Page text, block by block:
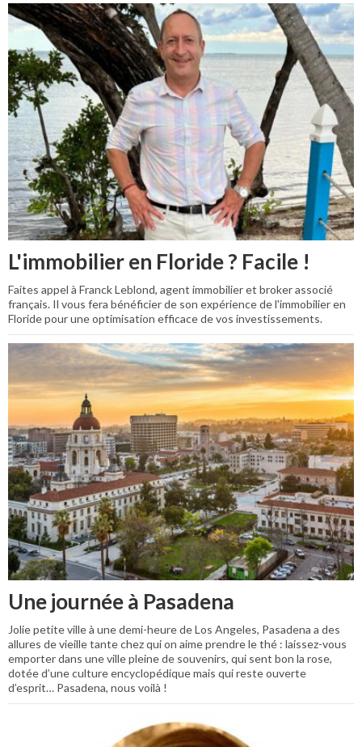
L'immobilier en Floride ? Facile !
Faites appel à Franck Leblond, agent immobilier et broker associé
français. Il vous fera bénéficier de son expérience de l'immobilier en
Floride pour une optimisation efficace de vos investissements.
Une journée à Pasadena
Jolie petite ville à une demi-heure de Los Angeles, Pasadena a des
allures de vieille tante chez qui on aime prendre le thé : laissez-vous
emporter dans une ville pleine de souvenirs, qui sent bon la rose,
dotée d’une culture encyclopédique mais qui reste ouverte
d’esprit… Pasadena, nous voilà !